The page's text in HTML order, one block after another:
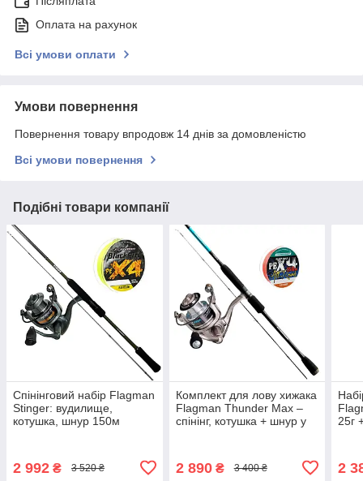
Оплата на рахунок
Всі умови оплати
Умови повернення
Повернення товару впродовж 14 днів за домовленістю
Всі умови повернення
Подібні товари компанії
Спінінговий набір Flagman
Stinger: вудилище,
котушка, шнур 150м
2 992 ₴ 3 520 ₴
Комплект для лову хижака
Flagman Thunder Max –
спінінг, котушка + шнур у
2 890₴ 3 400 ₴
25г
2